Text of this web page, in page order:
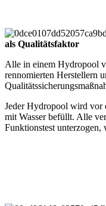
als Qualitätsfaktor
Alle in einem Hydropool
rennomierten Herstellern
Jeder Hydropool wird vor
mit Wasser befüllt. Alle
Funktionstest